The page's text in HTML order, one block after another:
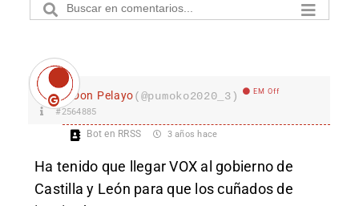
Don Pelayo(@pumoko2020_3) EM Off
#2564885
Bot en RRSS 3 años hace
Ha tenido que llegar VOX al gobierno de
Castilla y León para que los cuñados de